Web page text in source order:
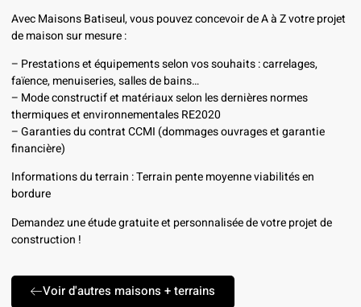
Avec Maisons Batiseul, vous pouvez concevoir de A à Z votre projet
de maison sur mesure :
– Prestations et équipements selon vos souhaits : carrelages,
faïence, menuiseries, salles de bains…
– Mode constructif et matériaux selon les dernières normes
thermiques et environnementales RE2020
– Garanties du contrat CCMI (dommages ouvrages et garantie
financière)
Informations du terrain : Terrain pente moyenne viabilités en
bordure
Demandez une étude gratuite et personnalisée de votre projet de
construction !
Voir d'autres maisons + terrains